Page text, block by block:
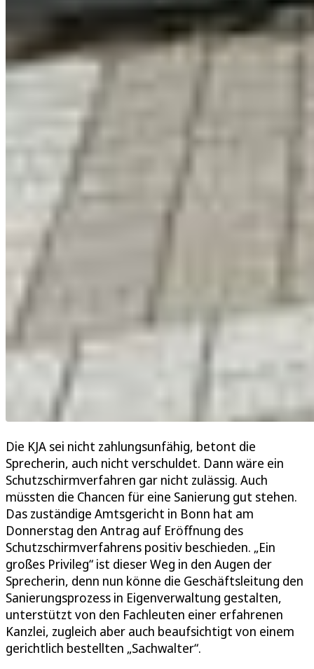
Die KJA sei nicht zahlungsunfähig, betont die
Sprecherin, auch nicht verschuldet. Dann wäre ein
Schutzschirmverfahren gar nicht zulässig. Auch
müssten die Chancen für eine Sanierung gut stehen.
Das zuständige Amtsgericht in Bonn hat am
Donnerstag den Antrag auf Eröffnung des
Schutzschirmverfahrens positiv beschieden. „Ein
großes Privileg“ ist dieser Weg in den Augen der
Sprecherin, denn nun könne die Geschäftsleitung den
Sanierungsprozess in Eigenverwaltung gestalten,
unterstützt von den Fachleuten einer erfahrenen
Kanzlei, zugleich aber auch beaufsichtigt von einem
gerichtlich bestellten „Sachwalter“.